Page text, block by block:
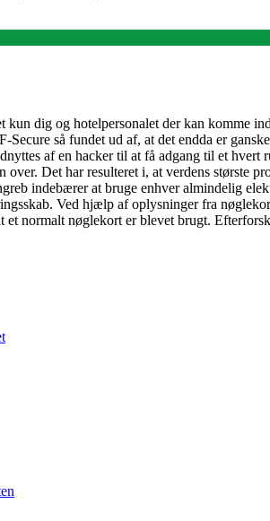
kun dig og hotelpersonalet der kan
Secure så fundet ud af, at det endda er
af en hacker til at få adgang til et
Det har resulteret i, at verdens største
indebærer at bruge enhver almindelig
Ved hjælp af oplysninger fra
normalt nøglekort er blevet brugt.